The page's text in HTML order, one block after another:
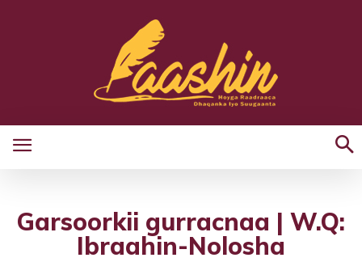
Garsoorkii gurracnaa | W.Q:
Ibraahin-Nolosha